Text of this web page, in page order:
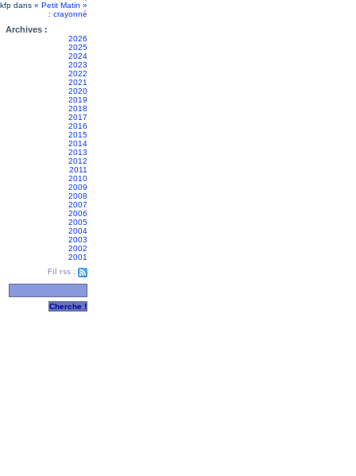
kfp dans « Petit Matin »
: crayonné
Archives :
2026
2025
2024
2023
2022
2021
2020
2019
2018
2017
2016
2015
2014
2013
2012
2011
2010
2009
2008
2007
2006
2005
2004
2003
2002
2001
Fil rss :